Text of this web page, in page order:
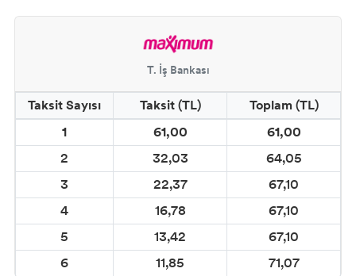
T. İş Bankası
Taksit Sayısı Taksit (TL)
Toplam (TL)
1
61,00
61,00
2
32,03
64,05
3
22,37
67,10
4
16,78
67,10
5
13,42
67,10
6
11,85 71,07
CADENCE DORA METALİK BOYALAR
CADENCE ONE COAT FINISH DUVAR
BOYASI
COSMOS DOĞAL MAT SERAMİK EFEKT
BOYA
CADENCE SPREY KUMAŞ BOYALARI
(YOUR FASHİON)
CADENCE METALİK BOYALAR